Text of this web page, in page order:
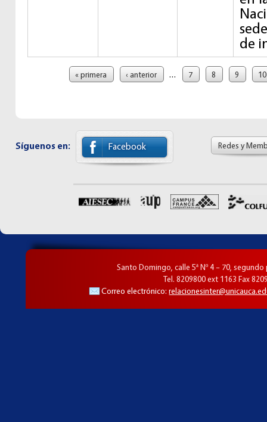
de
Páginas« primera ‹ anterior … 7 8 9 10
Síguenos en: Facebook Redes y
Santo Domingo, calle 5ª Nº 4 – 70,
Tel. 8209800 ext 1163 Fax
Correo electrónico: